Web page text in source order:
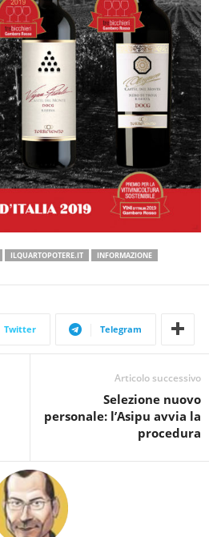
ILQUARTOPOTERE.IT
INFORMAZIONE
Twitter Telegram
Articolo successivo
Selezione nuovo
personale: l’Asipu avvia la
procedura